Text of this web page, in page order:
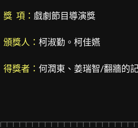
獎  項： 戲劇節目導演獎
頒獎人： 柯淑勤。柯佳嬿
得獎者： 何潤東、姜瑞智/翻牆的